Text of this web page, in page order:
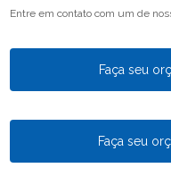
Entre em contato com um de
Faça seu
Faça seu